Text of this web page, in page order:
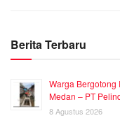
Berita Terbaru
Warga Bergotong
Medan – PT
8 Agustus 2026